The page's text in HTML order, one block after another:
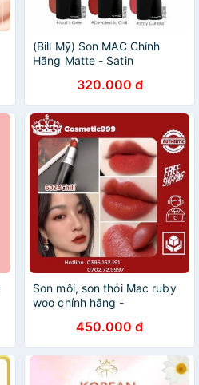
(Bill Mỹ) Son MAC Chính
Hãng Matte - Satin
320.000 đ
Son môi, son thỏi Mac ruby
woo chính hãng -
450.000 đ